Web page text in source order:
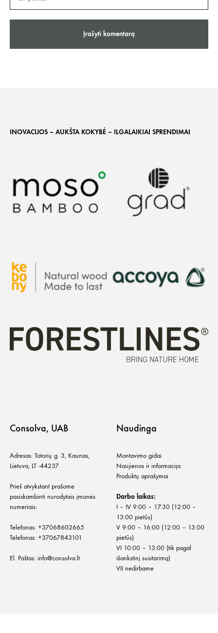
INOVACIJOS – AUKŠTA KOKYBĖ – ILGALAIKIAI SPRENDIMAI
Consolva, UAB
Adresas: Totorių g. 3, Kaunas,
Lietuva, LT -44237
Prieš atvykstant prašome
pasiskambinti nurodytais įmonės
numeriais:
Telefonas: +37068602665
Telefonas: +37067843101
El. Paštas: info@consolva.lt
Naudinga
Montavimo gidai
Naujienos ir informacija
Produktų aprašymai
Darbo laikas:
I – IV 9:00 – 17:30 (12:00 –
13:00 pietūs)
V 9:00 – 16:00 (12:00 – 13:00
pietūs)
VI 10:00 – 13:00 (tik pagal
išankstinį susitarimą)
VII nedirbame